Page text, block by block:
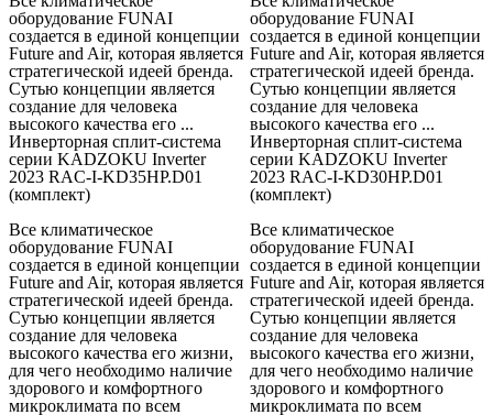
оборудование FUNAI
создается в единой концепции
Future and Air, которая является
стратегической идеей бренда.
Сутью концепции является
создание для человека
высокого качества его ...
Инверторная сплит-система
серии KADZOKU Inverter
2023 RAC-I-KD35HP.D01
(комплект)
Все климатическое
оборудование FUNAI
создается в единой концепции
Future and Air, которая является
стратегической идеей бренда.
Сутью концепции является
создание для человека
высокого качества его жизни,
для чего необходимо наличие
здорового и комфортного
микроклимата по всем
оборудование FUNAI
создается в единой концепции
Future and Air, которая является
стратегической идеей бренда.
Сутью концепции является
создание для человека
высокого качества его ...
Инверторная сплит-система
серии KADZOKU Inverter
2023 RAC-I-KD30HP.D01
(комплект)
Все климатическое
оборудование FUNAI
создается в единой концепции
Future and Air, которая является
стратегической идеей бренда.
Сутью концепции является
создание для человека
высокого качества его жизни,
для чего необходимо наличие
здорового и комфортного
микроклимата по всем